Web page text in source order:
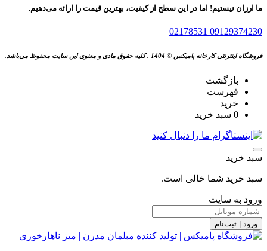
ما ارزان نیستیم! اما در این سطح از کیفیت، بهترین قیمت را ارائه می‌دهیم.
09129374230
02178531
فروشگاه اینترنتی کارخانه پامیکس © 1404 . کلیه حقوق مادی و معنوی این سایت محفوظ می‌باشد.
بازگشت
فهرست
خرید
0 سبد خرید
سبد خرید
سبد خرید شما خالی است.
ورود به سایت
ورود | ثبت‌نام